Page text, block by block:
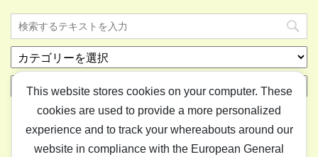
テ
ゴ
リ
ア
ー
This website stores cookies on your computer. These
cookies are used to provide a more personalized
experience and to track your whereabouts around our
website in compliance with the European General